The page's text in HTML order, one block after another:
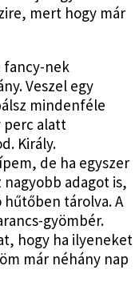
mert hogy már
fancy-nek
Veszel egy
mindenféle
perc alatt
Király.
de ha egyszer
adagot is,
hűtőben tárolva. A
gyömbér.
hogy ha ilyeneket
már néhány nap